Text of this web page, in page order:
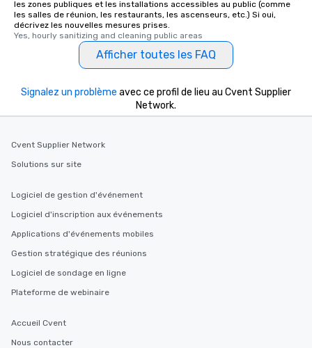
les zones publiques et les installations accessibles au public (comme
les salles de réunion, les restaurants, les ascenseurs, etc.) Si oui,
décrivez les nouvelles mesures prises.
Yes, hourly sanitizing and cleaning public areas
Afficher toutes les FAQ
Signalez un problème avec ce profil de lieu au Cvent Supplier
Network.
Cvent Supplier Network
Solutions sur site
Logiciel de gestion d'événement
Logiciel d'inscription aux événements
Applications d'événements mobiles
Gestion stratégique des réunions
Logiciel de sondage en ligne
Plateforme de webinaire
Accueil Cvent
Nous contacter